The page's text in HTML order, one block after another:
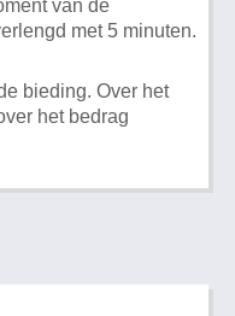
van de
met 5 minuten.
bieding. Over het
het bedrag